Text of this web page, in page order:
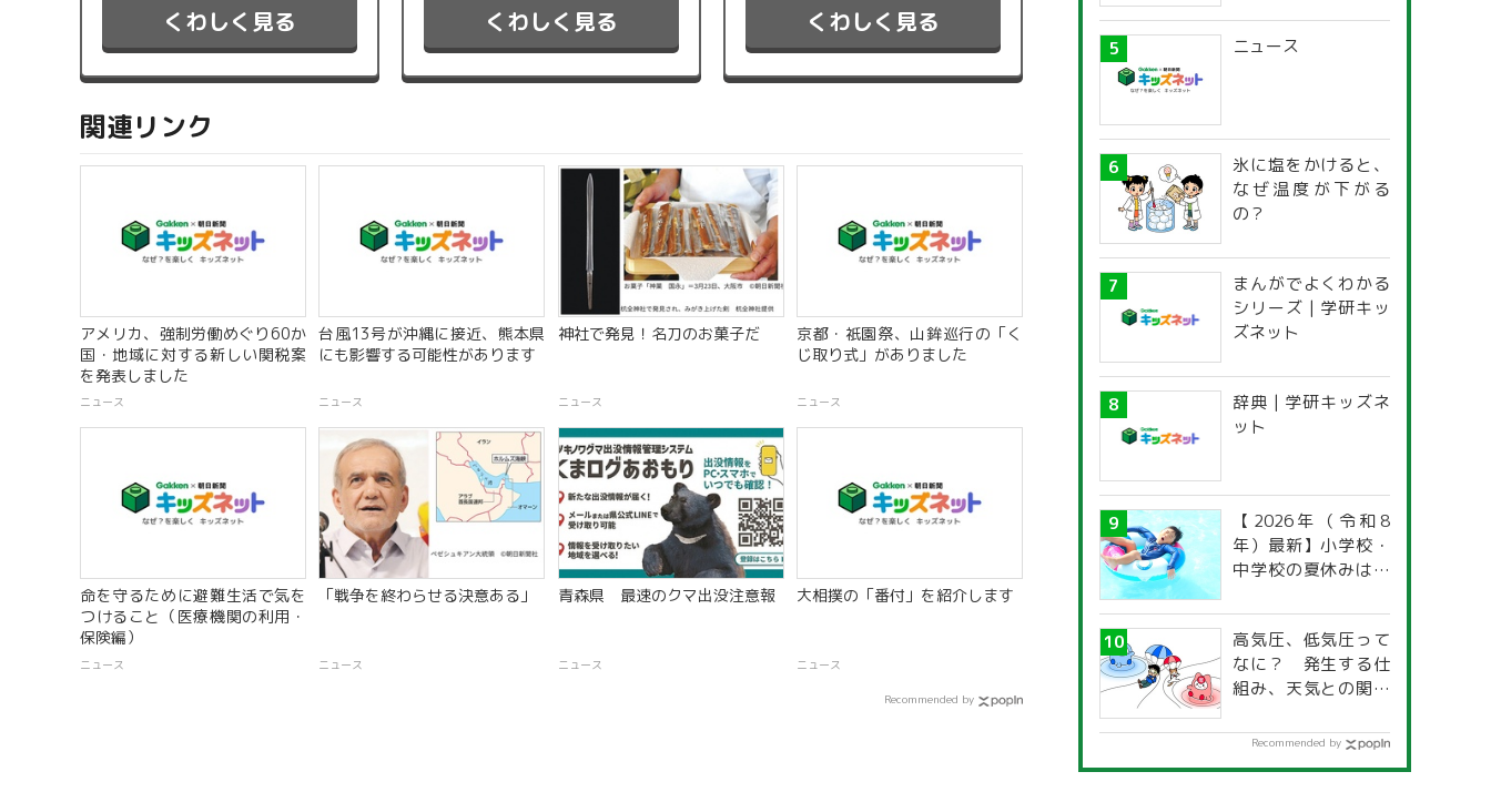
くわしく見る くわしく見る くわしく見る
関連リンク
アメリカ、強制労働めぐり60か
国・地域に対する新しい関税案
を発表しました
ニュース
台風13号が沖縄に接近、熊本県
にも影響する可能性があります
ニュース
神社で発見！名刀のお菓子だ
ニュース
京都・祇園祭、山鉾巡行の「く
じ取り式」がありました
ニュース
命を守るために避難生活で気を
つけること（医療機関の利用・
保険編）
ニュース
「戦争を終わらせる決意ある」
ニュース
青森県 最速のクマ出没注意報
ニュース
大相撲の「番付」を紹介します
ニュース
Recommended by
ニュース
氷に塩をかけると、
なぜ温度が下がる
の？
まんがでよくわかる
シリーズ | 学研キッ
ズネット
辞典 | 学研キッズネ
ット
【2026年（令和8
年）最新】小学校・
中学校の夏休みはい
道府県別「夏季休暇
一覧」
高気圧、低気圧って
なに？ 発生する仕
組み、天気との関係
Recommended by